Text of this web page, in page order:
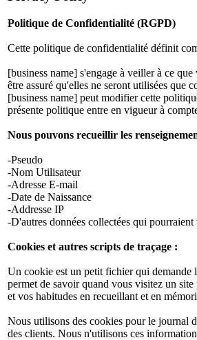
Politique de Confidentialité (RGPD)
Cette politique de confidentialité définit
[business name] s'engage à veiller à ce
être assuré qu'elles ne seront utilisées que
[business name] peut modifier cette
présente politique entre en vigueur à
Nous pouvons recueillir les
-Pseudo
-Nom Utilisateur
-Adresse E-mail
-Date de Naissance
-Addresse IP
-D'autres données collectées qui
Cookies et autres scripts de traçage :
Un cookie est un petit fichier qui demande
permet de savoir quand vous visitez un
et vos habitudes en recueillant et en
Nous utilisons des cookies pour le journal
des clients. Nous n'utilisons ces